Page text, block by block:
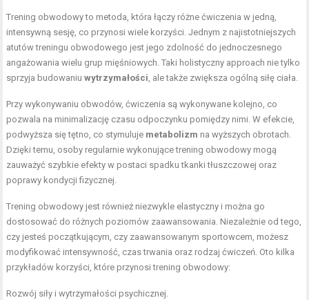
Trening obwodowy to metoda, która łączy różne ćwiczenia w jedną,
intensywną sesję, co przynosi wiele korzyści. Jednym z najistotniejszych
atutów treningu obwodowego jest jego zdolność do jednoczesnego
angażowania wielu grup mięśniowych. Taki holistyczny approach nie tylko
sprzyja budowaniuwytrzymałości, ale także zwiększa ogólną siłę ciała.
Przy wykonywaniu obwodów, ćwiczenia są wykonywane kolejno, co
pozwala na minimalizację czasu odpoczynku pomiędzy nimi. W efekcie,
podwyższa się tętno, co stymuluje metabolizm na wyższych obrotach.
Dzięki temu, osoby regularnie wykonujące trening obwodowy mogą
zauważyć szybkie efekty w postaci spadku tkanki tłuszczowej oraz
poprawy kondycji fizycznej.
Trening obwodowy jest również niezwykle elastyczny i można go
dostosować do różnych poziomów zaawansowania. Niezależnie od tego,
czy jesteś początkującym, czy zaawansowanym sportowcem, możesz
modyfikować intensywność, czas trwania oraz rodzaj ćwiczeń. Oto kilka
przykładów korzyści, które przynosi trening obwodowy:
Rozwój siły i wytrzymałości psychicznej.